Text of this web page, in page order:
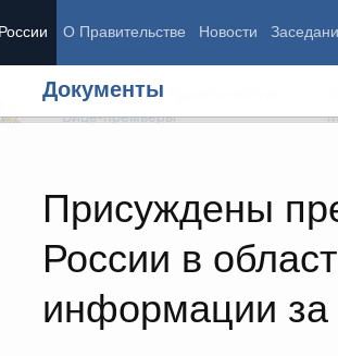
О Правительстве Новости
Документы
Присуждены
России в
информации за
Председатель Правительства
Вице-премьеры
Демография
Здоровье
Культура